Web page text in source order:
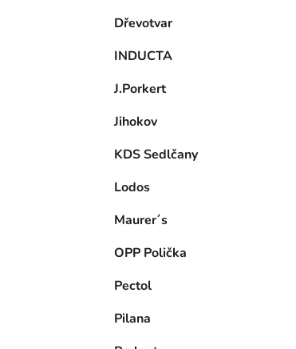
Dřevotvar
INDUCTA
J.Porkert
Jihokov
KDS Sedlčany
Lodos
Maurer´s
OPP Polička
Pectol
Pilana